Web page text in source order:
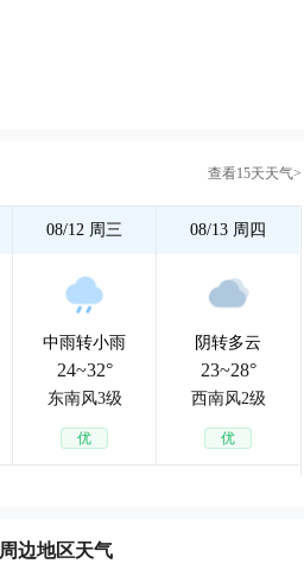
查看15天天气>
08/12 周三
中雨转小雨
24~32°
东南风3级
优
08/13 周四
阴转多云
23~28°
西南风2级
优
周边地区天气